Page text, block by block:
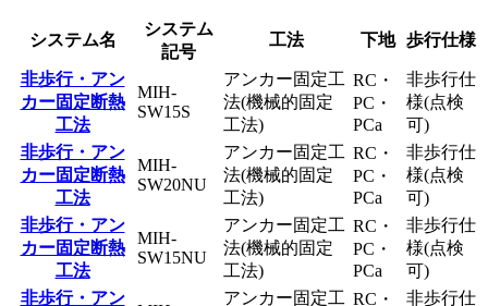
システム名
システム
記号
工法 下地 歩行仕様
非歩行・アン
カー固定断熱
工法
MIH-
SW15S
アンカー固定工
法(機械的固定
工法)
RC・
PC・
PCa
非歩行仕
様(点検
可)
非歩行・アン
カー固定断熱
工法
MIH-
SW20NU
アンカー固定工
法(機械的固定
工法)
RC・
PC・
PCa
非歩行仕
様(点検
可)
非歩行・アン
カー固定断熱
工法
MIH-
SW15NU
アンカー固定工
法(機械的固定
工法)
RC・
PC・
PCa
非歩行仕
様(点検
可)
非歩行・アン
アンカー固定工 RC・ 非歩行仕